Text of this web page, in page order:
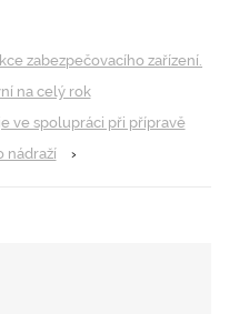
zabezpečovacího zařízení.
na celý rok
ve spolupráci při přípravě
nádraží
›